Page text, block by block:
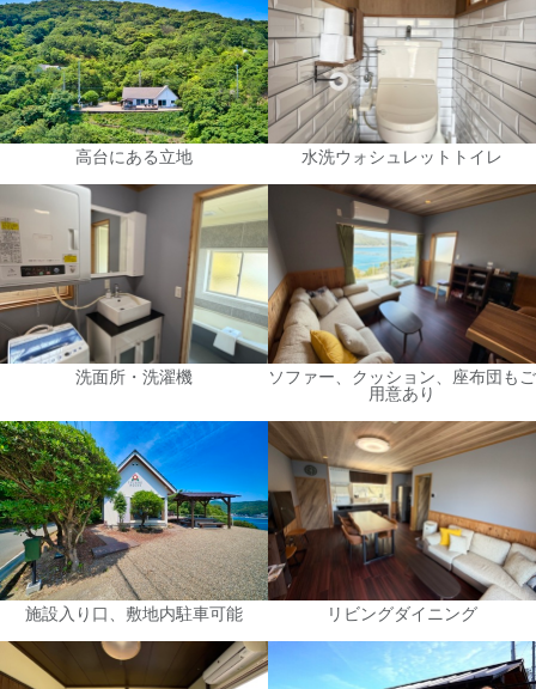
高台にある立地 水洗ウォシュレットトイレ
洗面所・洗濯機 ソファー、クッション、座布団もご
用意あり
施設入り口、敷地内駐車可能 リビングダイニング